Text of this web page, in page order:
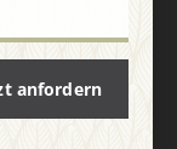
anfordern